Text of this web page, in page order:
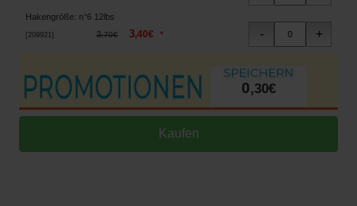
Hakengröße: n°6 12lbs
209921 ] 3,70€ 3,40€ *
0,30€